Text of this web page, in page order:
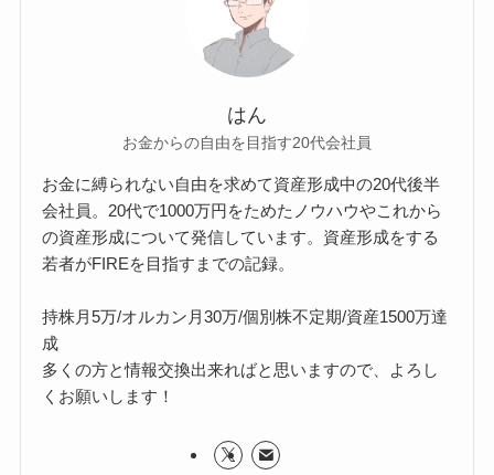
はん
お金からの自由を目指す20代会社員
お金に縛られない自由を求めて資産形成中の20代後半
会社員。20代で1000万円をためたノウハウやこれから
の資産形成について発信しています。資産形成をする
若者がFIREを目指すまでの記録。
持株月5万/オルカン月30万/個別株不定期/資産1500万達
成
多くの方と情報交換出来ればと思いますので、よろし
くお願いします！